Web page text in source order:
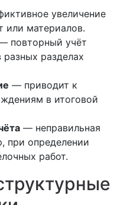
увеличение
или материалов.
повторный учёт
разделах
— приводит к
в итоговой
— неправильная
при определении
работ.